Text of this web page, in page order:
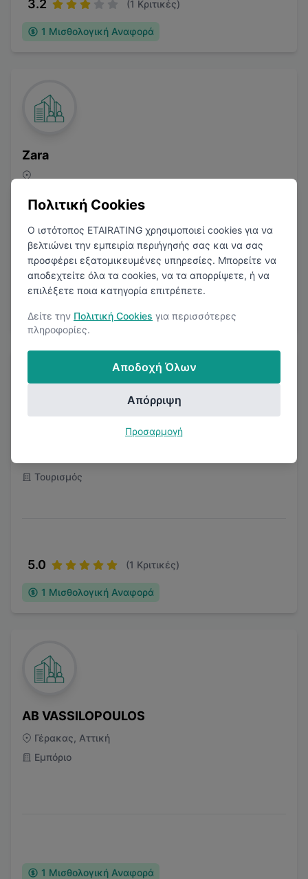
3.2 (1 Κριτικές)
1 Μισθολογική Αναφορά
Zara
3.6 Κριτικές)
1 Μισθολογική Αναφορά
Τουρισμός
5.0 (1 Κριτικές)
1 Μισθολογική Αναφορά
AB VASSILOPOULOS
Γέρακας, Αττική
Εμπόριο
1 Μισθολογική Αναφορά
Πολιτική Cookies
Ο ιστότοπος ETAIRATING χρησιμοποιεί cookies για να
βελτιώνει την εμπειρία περιήγησής σας και να σας
προσφέρει εξατομικευμένες υπηρεσίες. Μπορείτε να
αποδεχτείτε όλα τα cookies, να τα απορρίψετε, ή να
επιλέξετε ποια κατηγορία επιτρέπετε.
Δείτε την Πολιτική Cookies για περισσότερες
πληροφορίες.
Αποδοχή Όλων
Απόρριψη
Προσαρμογή